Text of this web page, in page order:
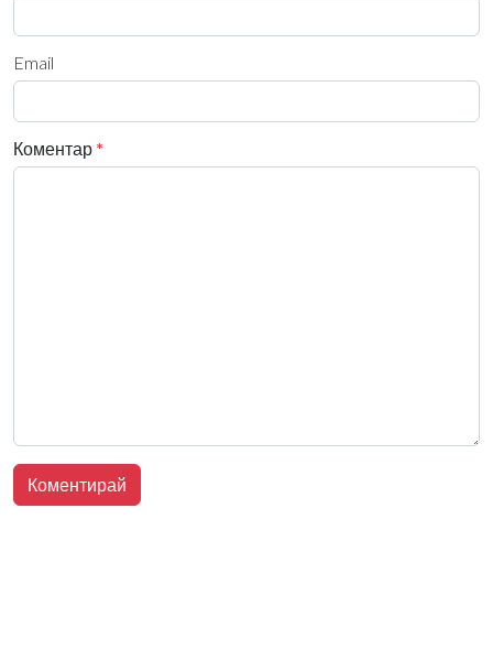
Email
Коментар *